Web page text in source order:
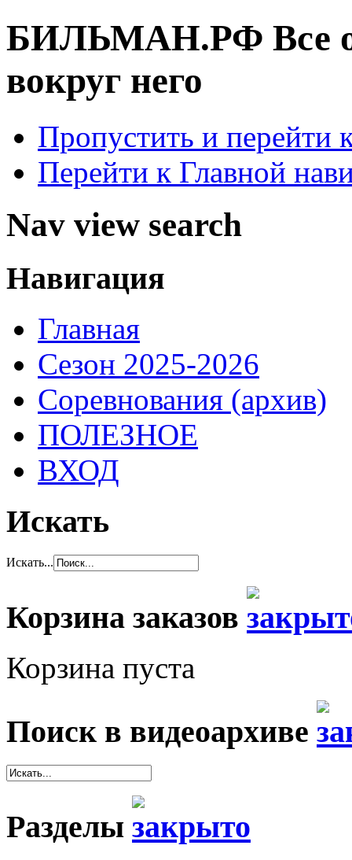
БИЛЬМАН.РФ Все
вокруг него
Пропустить и перейти
Перейти к Главной
Nav view search
Навигация
Главная
Сезон 2025-2026
Соревнования (архив)
ПОЛЕЗНОЕ
ВХОД
Искать
Искать...
Корзина заказов
Корзина пуста
Поиск в видеоархиве
Разделы